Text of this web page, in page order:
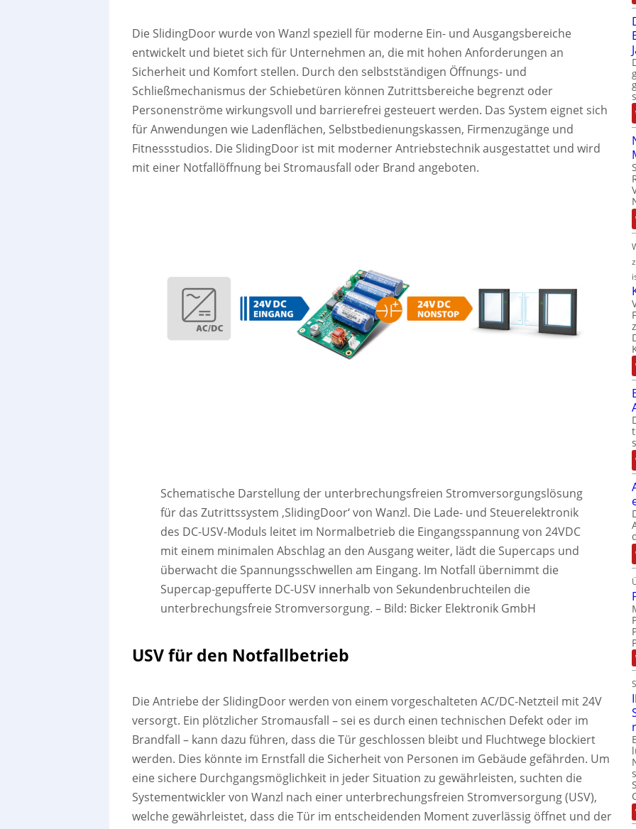
Die SlidingDoor wurde von Wanzl speziell für moderne Ein- und Ausgangsbereiche
entwickelt und bietet sich für Unternehmen an, die mit hohen Anforderungen an
Sicherheit und Komfort stellen. Durch den selbstständigen Öffnungs- und
Schließmechanismus der Schiebetüren können Zutrittsbereiche begrenzt oder
Personenströme wirkungsvoll und barrierefrei gesteuert werden. Das System eignet sich
für Anwendungen wie Ladenflächen, Selbstbedienungskassen, Firmenzugänge und
Fitnessstudios. Die SlidingDoor ist mit moderner Antriebstechnik ausgestattet und wird
mit einer Notfallöffnung bei Stromausfall oder Brand angeboten.
Schematische Darstellung der unterbrechungsfreien Stromversorgungslösung
für das Zutrittssystem ‚SlidingDoor‘ von Wanzl. Die Lade- und Steuerelektronik
des DC-USV-Moduls leitet im Normalbetrieb die Eingangsspannung von 24VDC
mit einem minimalen Abschlag an den Ausgang weiter, lädt die Supercaps und
überwacht die Spannungsschwellen am Eingang. Im Notfall übernimmt die
Supercap-gepufferte DC-USV innerhalb von Sekundenbruchteilen die
unterbrechungsfreie Stromversorgung. – Bild: Bicker Elektronik GmbH
USV für den Notfallbetrieb
Die Antriebe der SlidingDoor werden von einem vorgeschalteten AC/DC-Netzteil mit 24V
versorgt. Ein plötzlicher Stromausfall – sei es durch einen technischen Defekt oder im
Brandfall – kann dazu führen, dass die Tür geschlossen bleibt und Fluchtwege blockiert
werden. Dies könnte im Ernstfall die Sicherheit von Personen im Gebäude gefährden. Um
eine sichere Durchgangsmöglichkeit in jeder Situation zu gewährleisten, suchten die
Systementwickler von Wanzl nach einer unterbrechungsfreien Stromversorgung (USV),
welche gewährleistet, dass die Tür im entscheidenden Moment zuverlässig öffnet und der